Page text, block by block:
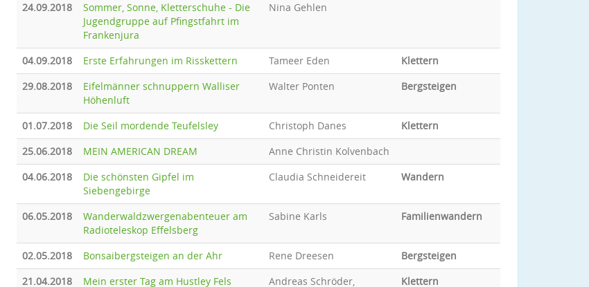
24.09.2018
Sommer, Sonne, Kletterschuhe - Die
Jugendgruppe auf Pfingstfahrt im
Frankenjura
Nina Gehlen
04.09.2018 Erste Erfahrungen im Risskettern Tameer Eden
Klettern
29.08.2018
Eifelmänner schnuppern Walliser
Höhenluft
Walter Ponten Bergsteigen
01.07.2018 Die Seil mordende Teufelsley Christoph Danes
Klettern
25.06.2018
MEIN AMERICAN DREAM
Anne Christin Kolvenbach
04.06.2018
Die schönsten Gipfel im
Siebengebirge
Claudia Schneidereit Wandern
06.05.2018
Wanderwaldzwergenabenteuer am
Radioteleskop Effelsberg
Sabine Karls Familienwandern
02.05.2018 Bonsaibergsteigen an der Ahr Rene Dreesen
Bergsteigen
21.04.2018
Mein erster Tag am Hustley Fels
Andreas Schröder,
Klettern